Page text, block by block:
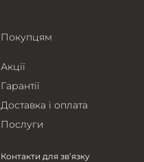
Покупцям
Акції
Гарантії
Доставка і оплата
Послуги
Контакти для зв’язку